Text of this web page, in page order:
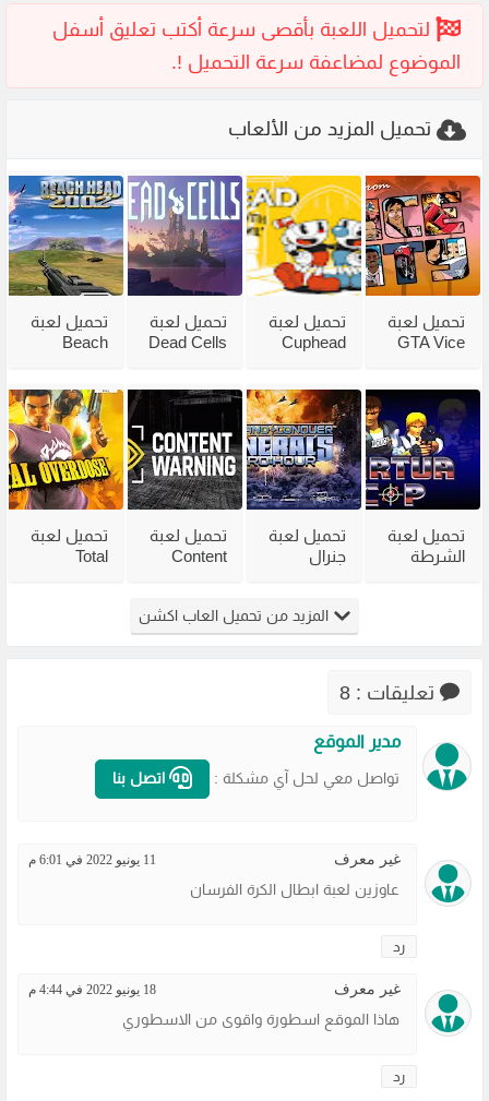
تحميل المزيد من الألعاب
تحميل لعبة
GTA Vice
مضغوطة
من ميديا
فاير
تحميل لعبة
Cuphead
فاير بحجم
صغير
تحميل لعبة
Dead Cells
الاضافات
تحميل لعبة
Beach
من ميديا
فاير
تحميل لعبة
الشرطة
تحميل لعبة
جنرال
Zero Hour
للكمبيوتر
تحميل لعبة
Content
من ميديا
فاير
تحميل لعبة
Total
مضغوطة
المزيد من تحميل العاب اكشن
تعليقات : 8
مدير الموقع
تواصل معي لحل آي مشكلة : اتصل بنا
غير معرف 11 يونيو 2022 في 6:01 م
عاوزين لعبة ابطال الكرة الفرسان
رد
غير معرف 18 يونيو 2022 في 4:44 م
هاذا الموقع اسطورة واقوى من الاسطوري
رد